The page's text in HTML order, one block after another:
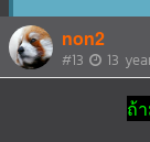
non2
#13 13
ถ้